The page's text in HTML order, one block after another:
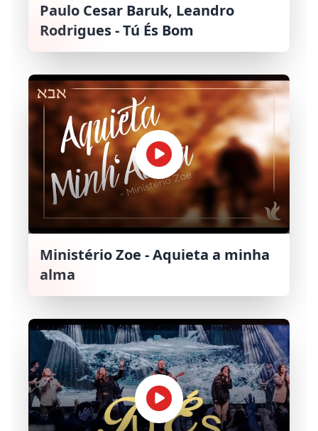
Paulo Cesar Baruk, Leandro
Rodrigues - Tú És Bom
Ministério Zoe - Aquieta a minha
alma